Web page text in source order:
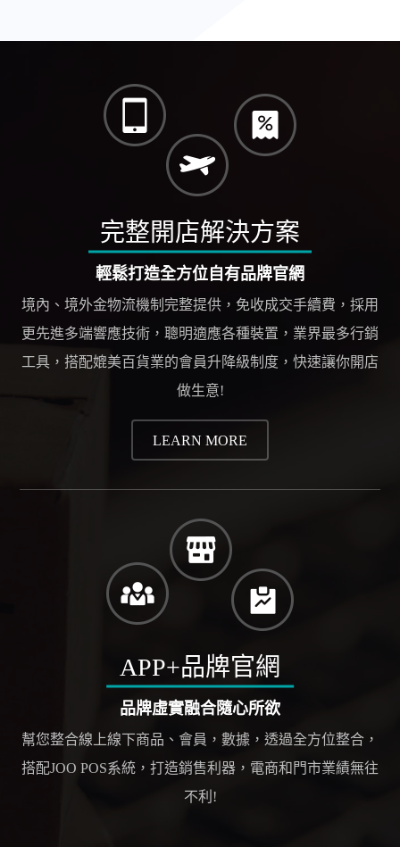
完整開店解決方案
輕鬆打造全方位自有品牌官網
境內、境外金物流機制完整提供，免收成交手續費，採用
更先進多端響應技術，聰明適應各種裝置，業界最多行銷
工具，搭配媲美百貨業的會員升降級制度，快速讓你開店
做生意!
LEARN MORE
APP+品牌官網
品牌虛實融合隨心所欲
幫您整合線上線下商品、會員，數據，透過全方位整合，
搭配JOO POS系統，打造銷售利器，電商和門市業績無往
不利!